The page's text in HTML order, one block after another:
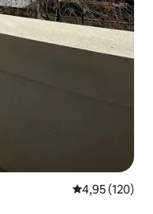
4,95 de uma
4,95 (120)